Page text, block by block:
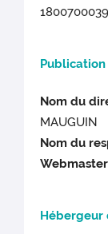
1800700039
Nom du
MAUGUIN
Nom du
Hébergeur